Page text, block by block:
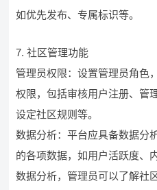
如优先发布、专属标识等。
7. 社区管理功能
管理员权限：设置管理员角色
权限，包括审核用户注册、管
设定社区规则等。
数据分析：平台应具备数据分
的各项数据，如用户活跃度、
数据分析，管理员可以了解社